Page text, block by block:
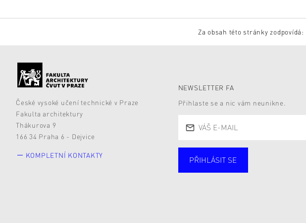
Za obsah této stránky zodpovídá:
České vysoké učení technické v Praze
Fakulta architektury
Thákurova 9
166 34 Praha 6 - Dejvice
KOMPLETNÍ KONTAKTY
NEWSLETTER FA
Přihlaste se a nic vám neunikne.
PŘIHLÁSIT SE